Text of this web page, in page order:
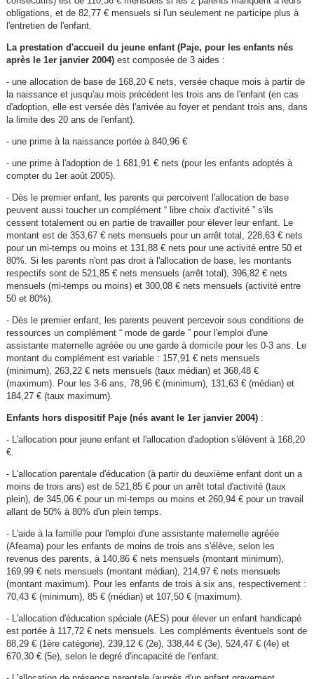
obligations, et de 82,77 € mensuels si l'un seulement ne participe plus à
l'entretien de l'enfant.
La prestation d'accueil du jeune enfant (Paje, pour les enfants nés
après le 1er janvier 2004)est composée de 3 aides :
- une allocation de base de 168,20 € nets, versée chaque mois à partir de
la naissance et jusqu'au mois précédent les trois ans de l'enfant (en cas
d'adoption, elle est versée dès l'arrivée au foyer et pendant trois ans, dans
la limite des 20 ans de l'enfant).
- une prime à la naissance portée à 840,96 €
- une prime à l'adoption de 1 681,91 € nets (pour les enfants adoptés à
compter du 1er août 2005).
- Dès le premier enfant, les parents qui percoivent l'allocation de base
peuvent aussi toucher un complément “ libre choix d'activité ” s'ils
cessent totalement ou en partie de travailler pour élever leur enfant. Le
montant est de 353,67 € nets mensuels pour un arrêt total, 228,63 € nets
pour un mi-temps ou moins et 131,88 € nets pour une activité entre 50 et
80%. Si les parents n'ont pas droit à l'allocation de base, les montants
respectifs sont de 521,85 € nets mensuels (arrêt total), 396,82 € nets
mensuels (mi-temps ou moins) et 300,08 € nets mensuels (activité entre
50 et 80%).
- Dès le premier enfant, les parents peuvent percevoir sous conditions de
ressources un complément “ mode de garde ” pour l'emploi d'une
assistante maternelle agréée ou une garde à domicile pour les 0-3 ans. Le
montant du complément est variable : 157,91 € nets mensuels
(minimum), 263,22 € nets mensuels (taux médian) et 368,48 €
(maximum). Pour les 3-6 ans, 78,96 € (minimum), 131,63 € (médian) et
184,27 € (taux maximum).
Enfants hors dispositif Paje (nés avant le 1er janvier 2004):
- L'allocation pour jeune enfant et l'allocation d'adoption s'élèvent à 168,20
€.
- L'allocation parentale d'éducation (à partir du deuxième enfant dont un a
moins de trois ans) est de 521,85 € pour un arrêt total d'activité (taux
plein), de 345,06 € pour un mi-temps ou moins et 260,94 € pour un travail
allant de 50% à 80% d'un plein temps.
- L'aide à la famille pour l'emploi d'une assistante maternelle agréée
(Afeama) pour les enfants de moins de trois ans s'élève, selon les
revenus des parents, à 140,86 € nets mensuels (montant minimum),
169,99 € nets mensuels (montant médian), 214,97 € nets mensuels
(montant maximum). Pour les enfants de trois à six ans, respectivement :
70,43 € (minimum), 85 € (médian) et 107,50 € (maximum).
- L'allocation d'éducation spéciale (AES) pour élever un enfant handicapé
est portée à 117,72 € nets mensuels. Les compléments éventuels sont de
88,29 € (1ère catégorie), 239,12 € (2e), 338,44 € (3e), 524,47 € (4e) et
670,30 € (5e), selon le degré d'incapacité de l'enfant.